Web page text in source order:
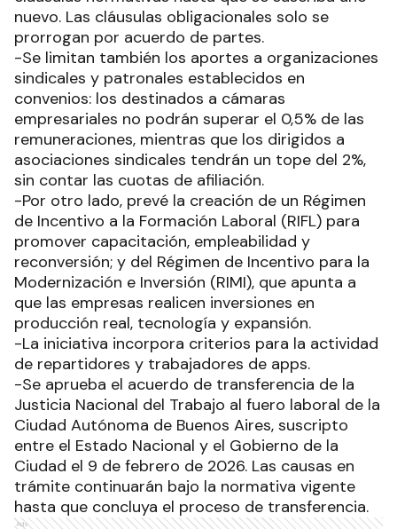
nuevo. Las cláusulas obligacionales solo se
prorrogan por acuerdo de partes.
-Se limitan también los aportes a organizaciones
sindicales y patronales establecidos en
convenios: los destinados a cámaras
empresariales no podrán superar el 0,5% de las
remuneraciones, mientras que los dirigidos a
asociaciones sindicales tendrán un tope del 2%,
sin contar las cuotas de afiliación.
-Por otro lado, prevé la creación de un Régimen
de Incentivo a la Formación Laboral (RIFL) para
promover capacitación, empleabilidad y
reconversión; y del Régimen de Incentivo para la
Modernización e Inversión (RIMI), que apunta a
que las empresas realicen inversiones en
producción real, tecnología y expansión.
-La iniciativa incorpora criterios para la actividad
de repartidores y trabajadores de apps.
-Se aprueba el acuerdo de transferencia de la
Justicia Nacional del Trabajo al fuero laboral de la
Ciudad Autónoma de Buenos Aires, suscripto
entre el Estado Nacional y el Gobierno de la
Ciudad el 9 de febrero de 2026. Las causas en
trámite continuarán bajo la normativa vigente
hasta que concluya el proceso de transferencia.
Ads